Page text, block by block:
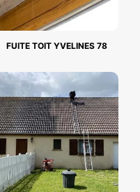
FUITE TOIT YVELINES 78